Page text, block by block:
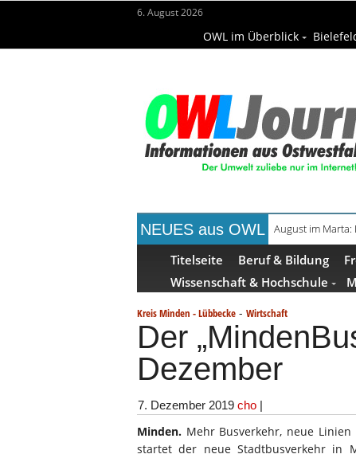
6. August 2026
OWL im Überblick
NEUES aus OWL August im
Titelseite Beruf & Bildung
Wissenschaft & Hochschule
Kreis Minden - Lübbecke - Wirtschaft
Der
Dezember
7. Dezember 2019 cho |
Minden. Mehr Busverkehr, neue
startet der neue Stadtbusverkehr in